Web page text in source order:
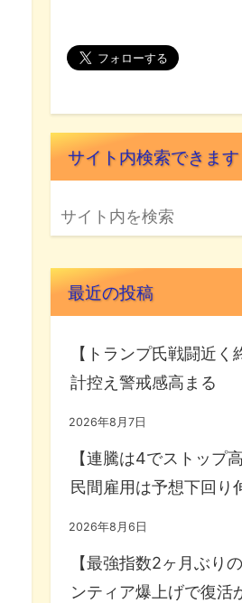
サイト内検索できます
最近の投稿
【トランプ氏戦闘近
計控え警戒感高まる
2026年8月7日
【連騰は4でストップ
民間雇用は予想下回り
2026年8月6日
【最強指数2ヶ月ぶり
ンティア爆上げで復活